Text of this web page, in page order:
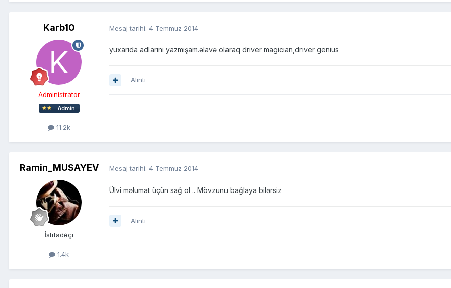
Karb10
Administrator
11.2k
Mesaj tarihi: 4 Temmuz 2014
yuxarıda adlarını yazmışam.əlavə olaraq driver magician,driver genius
Alıntı
Ramin_MUSAYEV
İstifadəçi
1.4k
Mesaj tarihi: 4 Temmuz 2014
Ülvi məlumat üçün sağ ol .. Mövzunu bağlaya bilərsiz
Alıntı